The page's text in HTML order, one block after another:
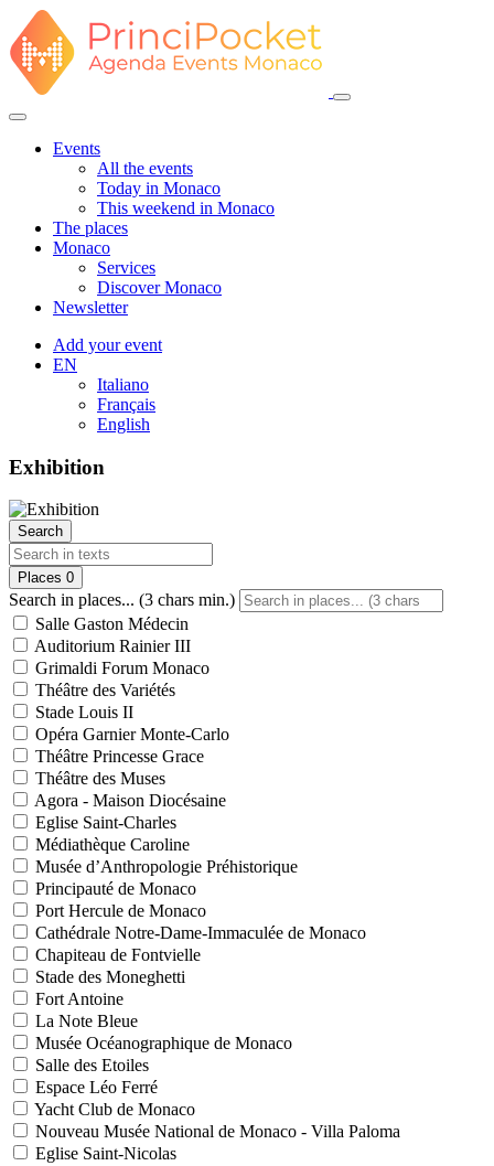
Events
All the events
Today in Monaco
This weekend in Monaco
The places
Monaco
Services
Discover Monaco
Newsletter
Add your event
EN
Italiano
Français
English
Exhibition
Search
Places 0
Search in places... (3 chars min.)
Salle Gaston Médecin
Auditorium Rainier III
Grimaldi Forum Monaco
Théâtre des Variétés
Stade Louis II
Opéra Garnier Monte-Carlo
Théâtre Princesse Grace
Théâtre des Muses
Agora - Maison Diocésaine
Eglise Saint-Charles
Médiathèque Caroline
Musée d’Anthropologie Préhistorique
Principauté de Monaco
Port Hercule de Monaco
Cathédrale Notre-Dame-Immaculée de Monaco
Chapiteau de Fontvielle
Stade des Moneghetti
Fort Antoine
La Note Bleue
Musée Océanographique de Monaco
Salle des Etoiles
Espace Léo Ferré
Yacht Club de Monaco
Nouveau Musée National de Monaco - Villa Paloma
Eglise Saint-Nicolas